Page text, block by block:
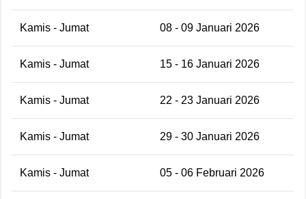
Kamis - Jumat 08 - 09 Januari 2026
Kamis - Jumat 15 - 16 Januari 2026
Kamis - Jumat 22 - 23 Januari 2026
Kamis - Jumat 29 - 30 Januari 2026
Kamis - Jumat 05 - 06 Februari 2026